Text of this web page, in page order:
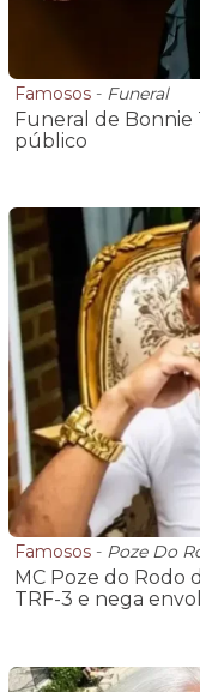
Famosos - Funeral
Funeral de
público
Famosos - Poze Do
MC Poze do Rodo
TRF-3 e nega